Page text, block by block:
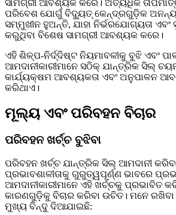
ସାମଗ୍ରୀ ଆବଶ୍ୟକ କରେ। ଅତ୍ୟଧିକ
ପରିବେଶ ଯୋଗୁଁ ବିଦ୍ୟୁତ୍ କେନ୍ଦ୍ରଗୁଡ଼ିକ
ସମ୍ମୁଖୀନ ହୁଅନ୍ତି, ଯାହା ନିର୍ଭରଯୋଗ୍ୟତା
କରୁଥିବା ବିଶେଷ ସାମଗ୍ରୀ ଆବଶ୍ୟକ କରେ।
ଏହି ଶିଳ୍ପ-ନିର୍ଦ୍ଦିଷ୍ଟ ନିୟମାବଳୀକୁ ବୁଝି ଏବଂ
ଆମଦାନୀକାରୀମାନେ ସଠିକ୍ ଯାନ୍ତ୍ରିକ ସିଲ୍
କାର୍ଯ୍ୟକ୍ଷମ ଆବଶ୍ୟକତା ଏବଂ ଅନୁପାଳନ
କରିଥାଏ।
ମୂଲ୍ୟ ଏବଂ ପରିବହନ ବିଚାର
ପରିବହନ ଖର୍ଚ୍ଚ ବୁଝିବା
ପରିବହନ ଖର୍ଚ୍ଚ ଯାନ୍ତ୍ରିକ ସିଲ୍ ଆମଦାନୀ
ପ୍ରଭାବଶାଳୀତାକୁ ଗୁରୁତ୍ୱପୂର୍ଣ୍ଣ ଭାବରେ
ଆମଦାନୀକାରୀମାନେ ଏହି ଖର୍ଚ୍ଚକୁ ପ୍ରଭାବିତ
କାରଣଗୁଡ଼ିକୁ ବିଚାର କରିବା ଉଚିତ। ମନେ ରଖିବା
ମୁଖ୍ୟ ବିନ୍ଦୁ ଦିଆଯାଇଛି: